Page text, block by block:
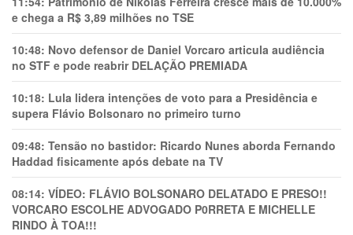
e chega a R$ 3,89 milhões no TSE
10:48: Novo defensor de Daniel Vorcaro articula audiência
no STF e pode reabrir DELAÇÃO PREMIADA
10:18: Lula lidera intenções de voto para a Presidência e
supera Flávio Bolsonaro no primeiro turno
09:48: Tensão no bastidor: Ricardo Nunes aborda Fernando
Haddad fisicamente após debate na TV
08:14: VÍDEO: FLÁVIO BOLSONARO DELATADO E PRESO!!
VORCARO ESCOLHE ADVOGADO P0RRETA E MICHELLE
RINDO À TOA!!!